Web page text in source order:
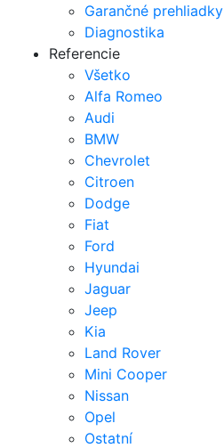
Garančné prehliadky
Diagnostika
Referencie
Všetko
Alfa Romeo
Audi
BMW
Chevrolet
Citroen
Dodge
Fiat
Ford
Hyundai
Jaguar
Jeep
Kia
Land Rover
Mini Cooper
Nissan
Opel
Ostatní